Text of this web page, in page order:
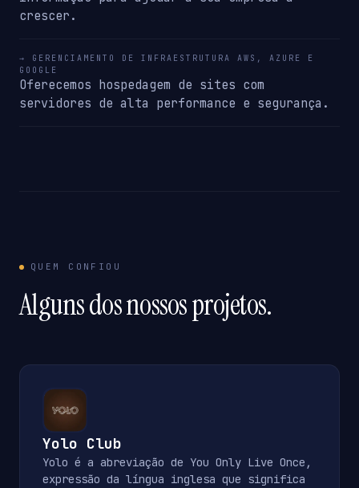
crescer.
→ GERENCIAMENTO DE INFRAESTRUTURA AWS, AZURE E
GOOGLE
Oferecemos hospedagem de sites com
servidores de alta performance e segurança.
QUEM CONFIOU
Alguns dos nossos projetos.
Yolo Club
Yolo é a abreviação de You Only Live Once,
expressão da língua inglesa que significa